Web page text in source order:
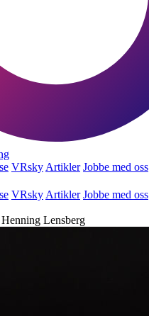
VRsky Artikler Jobbe med oss
VRsky Artikler Jobbe med oss
Henning Lensberg